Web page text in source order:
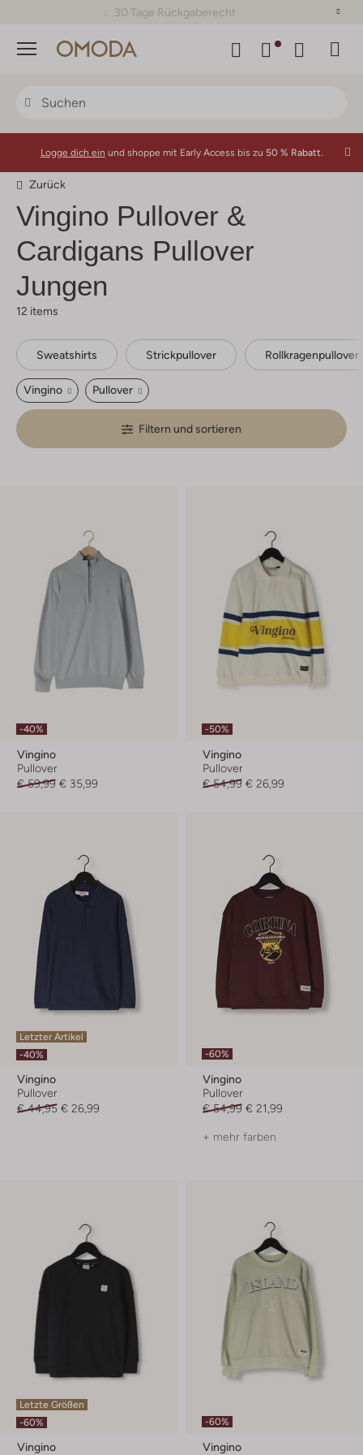
30 Tage Rückgaberecht
Menü
Logge dich ein und shoppe mit Early Access bis zu 50 % Rabatt.
Zurück
Vingino Pullover &
Cardigans Pullover
Jungen
12 items
Sweatshirts Strickpullover Rollkragenpullover
Vingino Pullover
Filtern und sortieren
-40%
Vingino
Pullover
€ 59,99 € 35,99
-50%
Vingino
Pullover
€ 54,99 € 26,99
Letzter Artikel
-40%
Vingino
Pullover
€ 44,95 € 26,99
-60%
Vingino
Pullover
€ 54,99 € 21,99
+ mehr farben
Letzte Größen
-60%
Vingino
-60%
Vingino